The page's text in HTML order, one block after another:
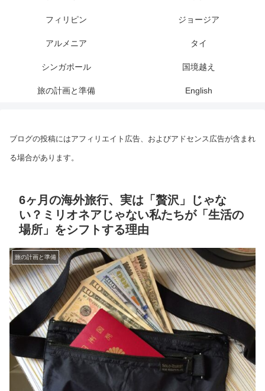
フィリピン ジョージア
アルメニア タイ
シンガポール 国境越え
旅の計画と準備 English
ブログの投稿にはアフィリエイト広告、およびアドセンス広告が含まれ
る場合があります。
6ヶ月の海外旅行、実は「贅沢」じゃな
い？ミリオネアじゃない私たちが「生活の
場所」をシフトする理由
旅の計画と準備